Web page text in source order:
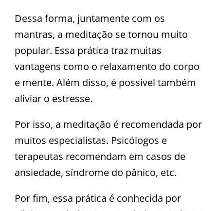
Dessa forma, juntamente com os
mantras, a meditação se tornou muito
popular. Essa prática traz muitas
vantagens como o relaxamento do corpo
e mente. Além disso, é possível também
aliviar o estresse.
Por isso, a meditação é recomendada por
muitos especialistas. Psicólogos e
terapeutas recomendam em casos de
ansiedade, síndrome do pânico, etc.
Por fim, essa prática é conhecida por